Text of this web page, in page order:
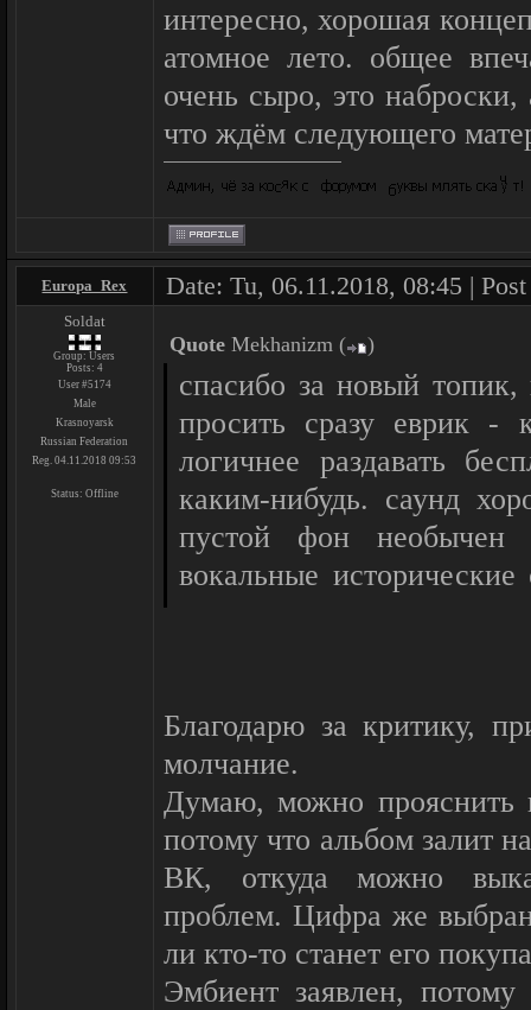
интересно, хорошая
атомное лето. общее
очень сыро, это
что ждём следующего
Europa_Rex Date: Tu, 06.11.2018, 08:45 |
Soldat
Group: Users
Posts: 4
User #5174
Male
Krasnoyarsk
Russian Federation
Reg. 04.11.2018 09:53
Status: Offline
Quote Mekhanizm ( )
спасибо за новый
просить сразу еврик -
логичнее раздавать
каким-нибудь. саунд
пустой фон необычен
вокальные
вообще не в тему, снэр
многоязычие
гугл перевёл как
скорее хорошее, но
полноценный релиз,
материала.
Благодарю за критику,
молчание.
Думаю, можно прояснить
потому что альбом залит
ВК, откуда можно
проблем. Цифра же
ли кто-то станет его
Эмбиент заявлен,